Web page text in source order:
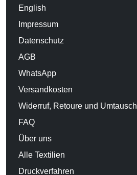
English
Impressum
Datenschutz
AGB
WhatsApp
Versandkosten
Widerruf, Retoure und Umtausch
FAQ
Über uns
Alle Textilien
Druckverfahren